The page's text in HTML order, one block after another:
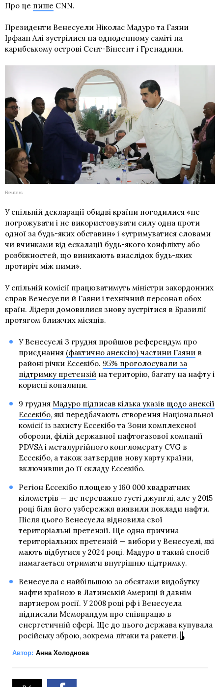
Про це пише CNN.
Президенти Венесуели Ніколас Мадуро та Гаяни
Ірфаан Алі зустрілися на одноденному саміті на
карибському острові Сент-Вінсент і Гренадини.
Reuters
У спільній декларації обидві країни погодилися «не
погрожувати і не використовувати силу одна проти
одної за будь-яких обставин» і «утримуватися словами
чи вчинками від ескалації будь-якого конфлікту або
розбіжностей, що виникають внаслідок будь-яких
протиріч між ними».
У спільній комісії працюватимуть міністри закордонних
справ Венесуели й Гаяни і технічний персонал обох
країн. Лідери домовилися знову зустрітися в Бразилії
протягом ближчих місяців.
У Венесуелі 3 грудня пройшов референдум про
приєднання (фактично анексію) частини Гаянив
районі річки Ессекібо. 95% проголосували за
підтримку претензійна територію, багату на нафту і
корисні копалини.
9 грудня Мадуро підписав кілька указів щодо анексії
Ессекібо, які передбачають створення Національної
комісії із захисту Ессекібо та Зони комплексної
оборони, філій державної нафтогазової компанії
PDVSA і металургійного конгломерату CVG в
Ессекібо, а також затвердив нову карту країни,
включивши до її складу Ессекібо.
Регіон Ессекібо площею у 160 000 квадратних
кілометрів — це переважно густі джунглі, але у 2015
році біля його узбережжя виявили поклади нафти.
Після цього Венесуела відновила свої
територіальні претензії. Ще одна причина
територіальних претензій — вибори у Венесуелі, які
мають відбутися у 2024 році. Мадуро в такий спосіб
намагається отримати внутрішню підтримку.
Венесуела є найбільшою за обсягами видобутку
нафти країною в Латинській Америці й давнім
партнером росії. У 2008 році рф і Венесуела
підписали Меморандум про співпрацю в
енергетичній сфері. Ще до цього держава купувала
російську зброю, зокрема літаки та ракети.
Автор: Анна Холоднова